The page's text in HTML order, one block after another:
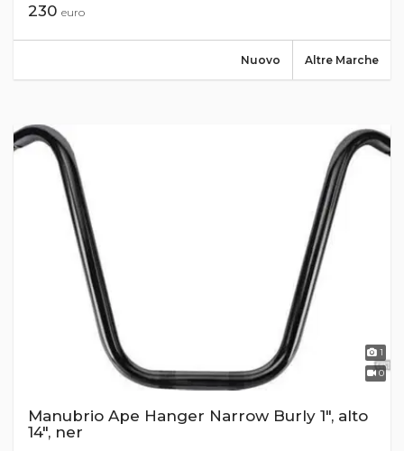
230 euro
Altre Marche
Nuovo
1
0
Manubrio Ape Hanger Narrow Burly 1", alto
14", ner